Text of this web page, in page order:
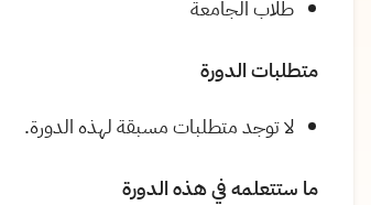
طلاب الجامعة
متطلبات الدورة
لا توجد متطلبات مسبقة لهذه الدورة.
ما ستتعلمه في هذه الدورة